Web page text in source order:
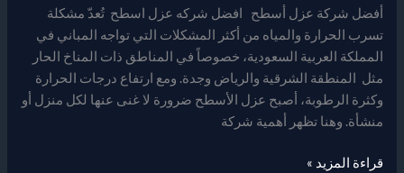
أفضل شركة عزل أسطح افضل شركه عزل اسطح تُعدّ مشكلة
تسرب الحرارة والمياه من أكثر المشكلات التي تواجه المباني في
المملكة العربية السعودية، خصوصاً في المناطق ذات المناخ الحار
مثل المنطقة الشرقية والرياض وجدة. ومع ارتفاع درجات الحرارة
وكثرة الرطوبة، أصبح عزل الأسطح ضرورة لا غنى عنها لكل منزل أو
منشأة. وهنا تظهر أهمية شركة
أسطح
قراءة المزيد »